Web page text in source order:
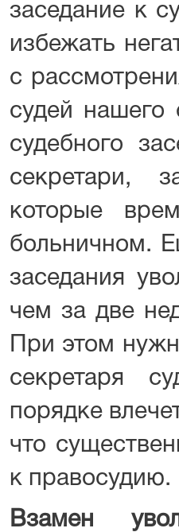
заседание к
избежать
с
судей нашего
судебного
секретари,
которые
больничном.
заседания
чем за две
При этом
секретаря
порядке
что
к правосудию.
Взамен